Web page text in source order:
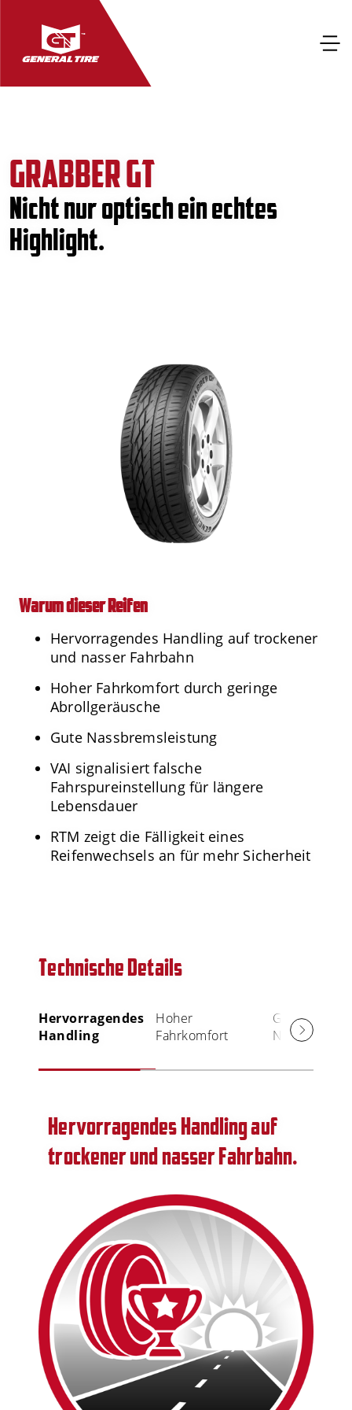
GRABBER GT
Nicht nur optisch ein echtes
Highlight.
Warum dieser Reifen
Hervorragendes Handling auf trockener
und nasser Fahrbahn
Hoher Fahrkomfort durch geringe
Abrollgeräusche
Gute Nassbremsleistung
VAI signalisiert falsche
Fahrspureinstellung für längere
Lebensdauer
RTM zeigt die Fälligkeit eines
Reifenwechsels an für mehr Sicherheit
Technische Details
Hervorragendes
Handling
Hoher
Fahrkomfort
Gute
Hervorragendes Handling auf
trockener und nasser Fahrbahn.